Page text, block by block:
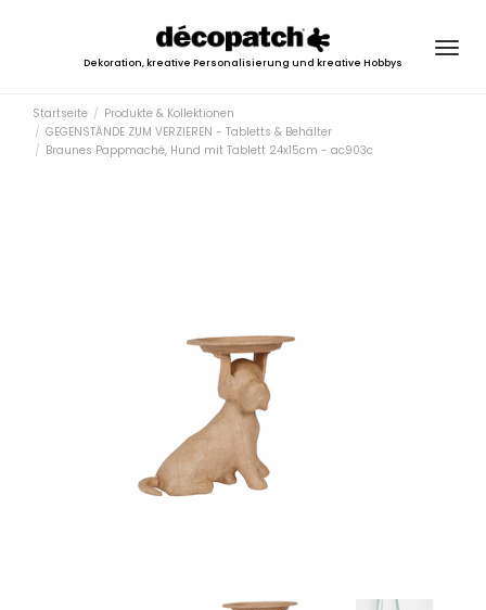
Dekoration, kreative Personalisierung und kreative Hobbys
Startseite
Produkte & Kollektionen
GEGENSTÄNDE ZUM VERZIEREN - Tabletts & Behälter
Braunes Pappmaché, Hund mit Tablett 24x15cm - ac903c